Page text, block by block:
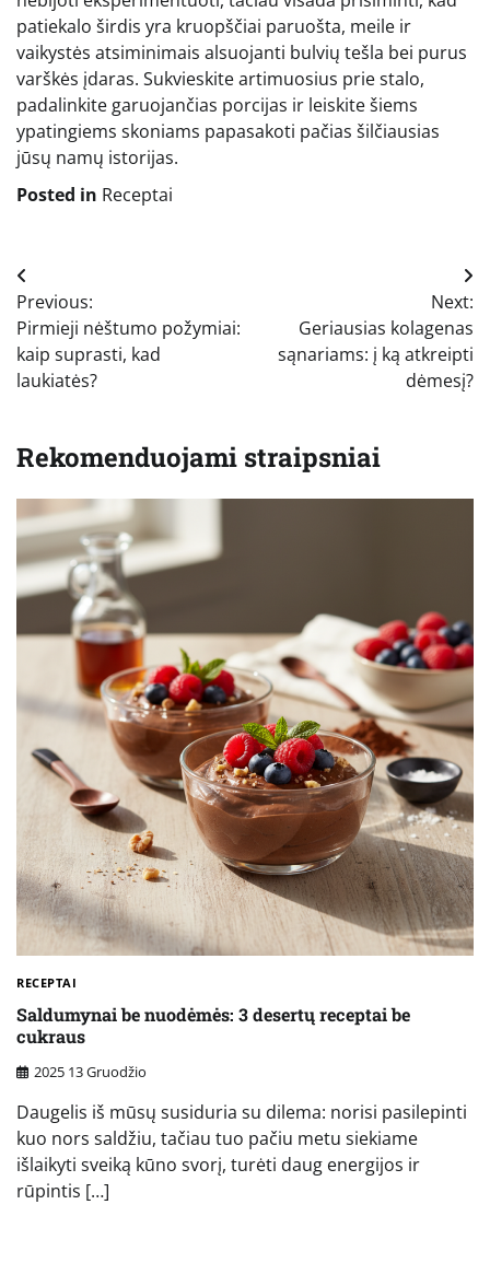
patiekalo širdis yra kruopščiai paruošta, meile ir
vaikystės atsiminimais alsuojanti bulvių tešla bei purus
varškės įdaras. Sukvieskite artimuosius prie stalo,
padalinkite garuojančias porcijas ir leiskite šiems
ypatingiems skoniams papasakoti pačias šilčiausias
jūsų namų istorijas.
Posted in Receptai
Navigacija
tarp
įrašų
Previous:
Pirmieji nėštumo požymiai:
kaip suprasti, kad
laukiatės?
Next:
Geriausias kolagenas
sąnariams: į ką atkreipti
dėmesį?
Rekomenduojami straipsniai
RECEPTAI
Saldumynai be nuodėmės: 3 desertų receptai be
cukraus
2025 13 Gruodžio
Daugelis iš mūsų susiduria su dilema: norisi pasilepinti
kuo nors saldžiu, tačiau tuo pačiu metu siekiame
išlaikyti sveiką kūno svorį, turėti daug energijos ir
rūpintis […]